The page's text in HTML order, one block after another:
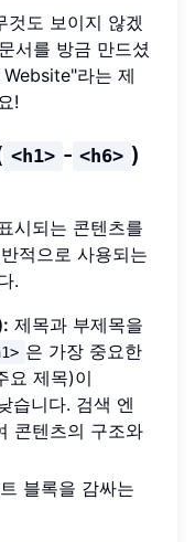
것도 보이지 않겠
서를 방금 만드셨
라는 제
!
<h1> - <h6> )
시되는 콘텐츠를
적으로 사용되는
.
제목과 부제목을
은 가장 중요한
요 제목)이
습니다. 검색 엔
콘텐츠의 구조와
블록을 감싸는